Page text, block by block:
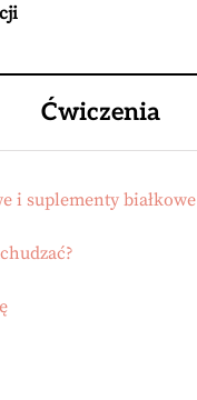
Ćwiczenia
i suplementy białkowe